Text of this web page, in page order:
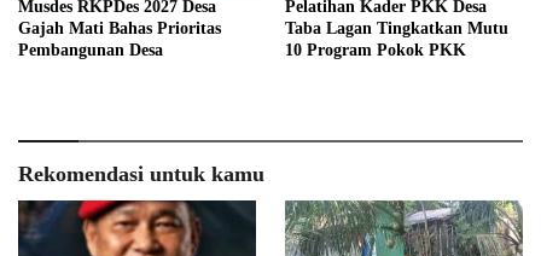
Musdes RKPDes 2027 Desa
Gajah Mati Bahas Prioritas
Pembangunan Desa
Pelatihan Kader PKK Desa
Taba Lagan Tingkatkan Mutu
10 Program Pokok PKK
Rekomendasi untuk kamu